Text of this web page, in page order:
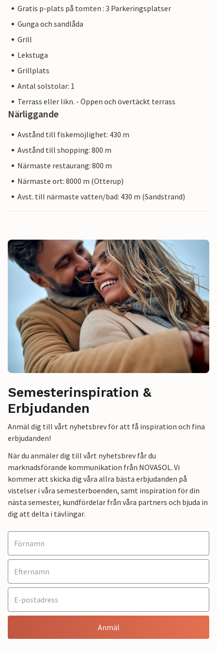
Gratis p-plats på tomten : 3 Parkeringsplatser
Gunga och sandlåda
Grill
Lekstuga
Grillplats
Antal solstolar: 1
Terrass eller likn. - Öppen och övertäckt terrass
Närliggande
Avstånd till fiskemöjlighet: 430 m
Avstånd till shopping: 800 m
Närmaste restaurang: 800 m
Närmaste ort: 8000 m (Otterup)
Avst. till närmaste vatten/bad: 430 m (Sandstrand)
Semesterinspiration &
Erbjudanden
Anmäl dig till vårt nyhetsbrev för att få inspiration och fina
erbjudanden!
När du anmäler dig till vårt nyhetsbrev får du
marknadsförande kommunikation från NOVASOL. Vi
kommer att skicka dig våra allra bästa erbjudanden på
vistelser i våra semesterboenden, samt inspiration för din
nästa semester, kundfördelar från våra partners och bjuda in
dig att delta i tävlingar.
Anmäl